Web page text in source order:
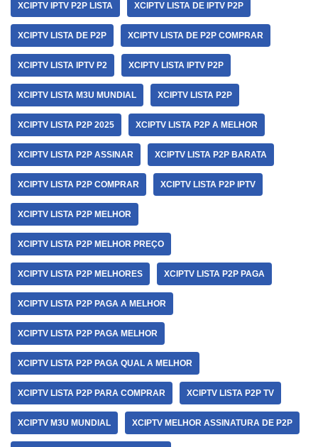
XCIPTV IPTV P2P LISTA XCIPTV LISTA DE IPTV P2P
XCIPTV LISTA DE P2P XCIPTV LISTA DE P2P COMPRAR
XCIPTV LISTA IPTV P2 XCIPTV LISTA IPTV P2P
XCIPTV LISTA M3U MUNDIAL XCIPTV LISTA P2P
XCIPTV LISTA P2P 2025 XCIPTV LISTA P2P A MELHOR
XCIPTV LISTA P2P ASSINAR XCIPTV LISTA P2P BARATA
XCIPTV LISTA P2P COMPRAR XCIPTV LISTA P2P IPTV
XCIPTV LISTA P2P MELHOR
XCIPTV LISTA P2P MELHOR PREÇO
XCIPTV LISTA P2P MELHORES XCIPTV LISTA P2P PAGA
XCIPTV LISTA P2P PAGA A MELHOR
XCIPTV LISTA P2P PAGA MELHOR
XCIPTV LISTA P2P PAGA QUAL A MELHOR
XCIPTV LISTA P2P PARA COMPRAR XCIPTV LISTA P2P TV
XCIPTV M3U MUNDIAL XCIPTV MELHOR ASSINATURA DE P2P